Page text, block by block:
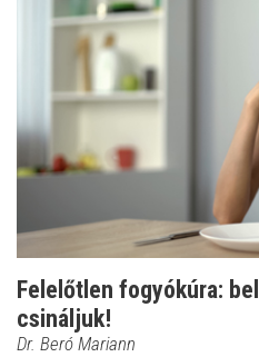
Felelőtlen fogyókúra:
csináljuk!
Dr. Beró Mariann